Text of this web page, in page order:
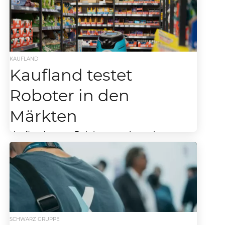
weiter und ist ab sofort auch in Heilbronn an
der “Homebase” der Schwarz Gruppe
verfügbar. Bewohner:innen dieser...
KAUFLAND
Kaufland testet
Roboter in den
Märkten
Kaufland testet Reinigungsroboter in
ausgewählten Filialen Kaufland setzt weiter
auf Digitalisierung und testet seit Kurzem den
Einsatz autonomer Reinigungsroboter in
mehreren Filialen....
SCHWARZ GRUPPE